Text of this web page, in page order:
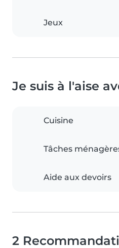
Jeux
Je suis à l'aise
Cuisine
Tâches
Aide aux devoirs
2